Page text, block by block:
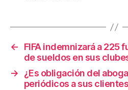
o
k
ar
tir
←
FIFA indemnizará a 225
de sueldos en sus
→
¿Es obligación del
periódicos a sus